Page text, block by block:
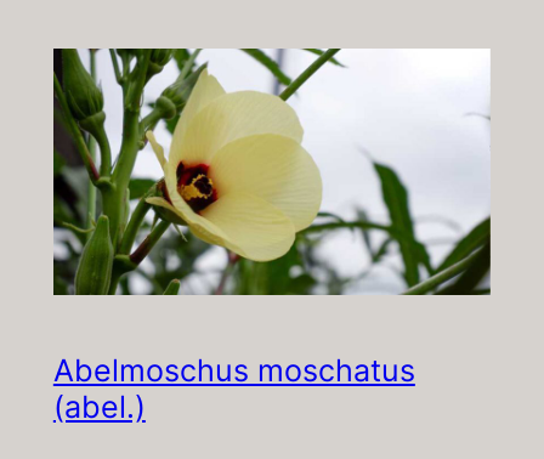
Abelmoschus moschatus
(abel.)